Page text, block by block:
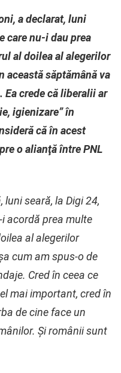
a declarat, luni
care nu-i dau prea
al doilea al alegerilor
această săptămână va
crede că liberalii ar
igienizare” în
că în acest
o alianţă între PNL
seară, la Digi 24,
acordă prea multe
al alegerilor
cum am spus-o de
Cred în ceea ce
mai important, cred în
de cine face un
Şi românii sunt